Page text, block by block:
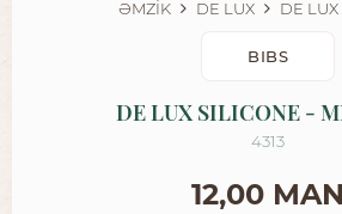
ƏMZİK DE LUX DE
BIBS
DE LUX SILICONE -
4313
12,00 MAN